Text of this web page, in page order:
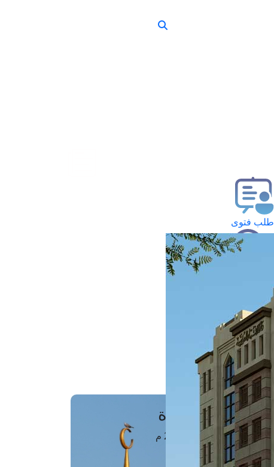
طلب فتوى
حجز موعد
الفتوى الهاتفية
مَواقِيتُ الصَّـــلاة
القاهرة · 09 أغسطس 2026 م
الفجر